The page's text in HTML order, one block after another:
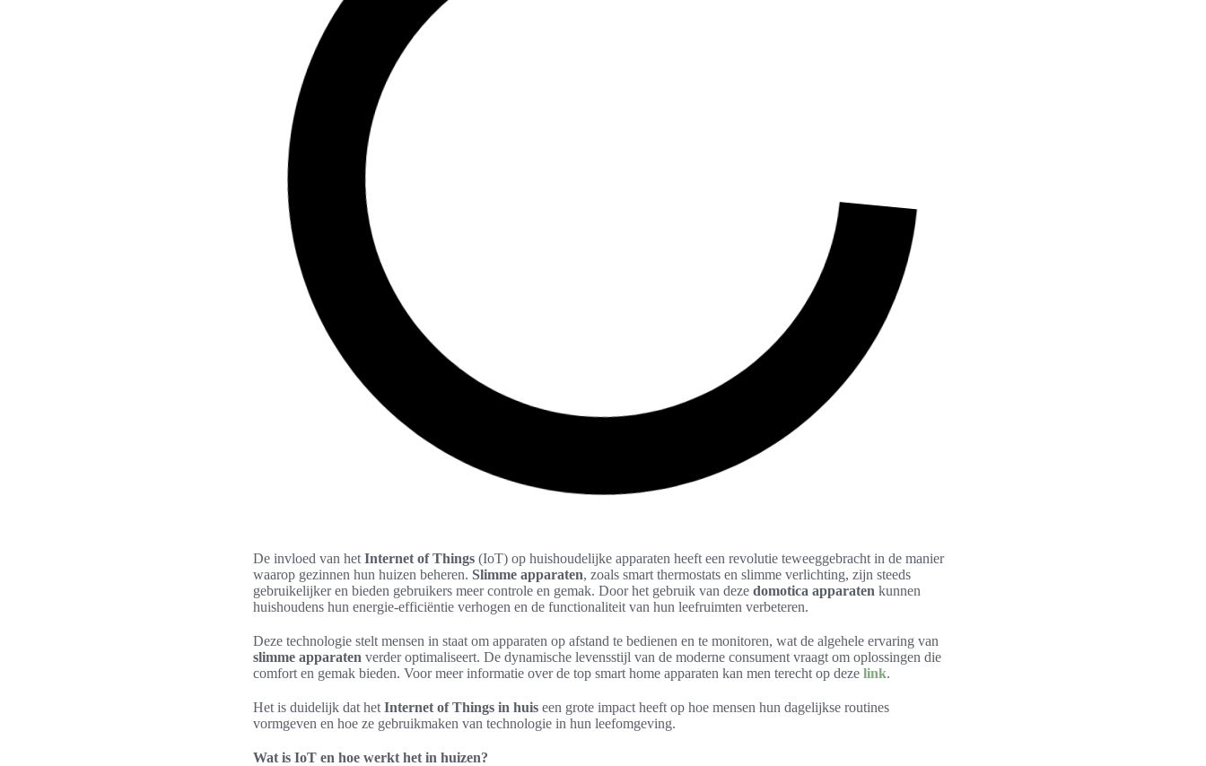
De invloed van het Internet of Things (IoT) op huishoudelijke apparaten heeft een revolutie teweeggebracht in de manier
waarop gezinnen hun huizen beheren. Slimme apparaten, zoals smart thermostats en slimme verlichting, zijn steeds
gebruikelijker en bieden gebruikers meer controle en gemak. Door het gebruik van deze domotica apparaten kunnen
huishoudens hun energie-efficiëntie verhogen en de functionaliteit van hun leefruimten verbeteren.
Deze technologie stelt mensen in staat om apparaten op afstand te bedienen en te monitoren, wat de algehele ervaring van
slimme apparaten verder optimaliseert. De dynamische levensstijl van de moderne consument vraagt om oplossingen die
comfort en gemak bieden. Voor meer informatie over de top smart home apparaten kan men terecht op deze link.
Het is duidelijk dat het Internet of Things in huis een grote impact heeft op hoe mensen hun dagelijkse routines
vormgeven en hoe ze gebruikmaken van technologie in hun leefomgeving.
Wat is IoT en hoe werkt het in huizen?